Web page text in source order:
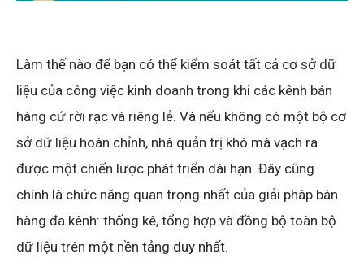
Làm thế nào để bạn có thể kiểm soát tất cả cơ sở dữ
liệu của công việc kinh doanh trong khi các kênh bán
hàng cứ rời rạc và riêng lẻ. Và nếu không có một bộ cơ
sở dữ liệu hoàn chỉnh, nhà quản trị khó mà vạch ra
được một chiến lược phát triển dài hạn. Đây cũng
chính là chức năng quan trọng nhất của giải pháp bán
hàng đa kênh: thống kê, tổng hợp và đồng bộ toàn bộ
dữ liệu trên một nền tảng duy nhất.